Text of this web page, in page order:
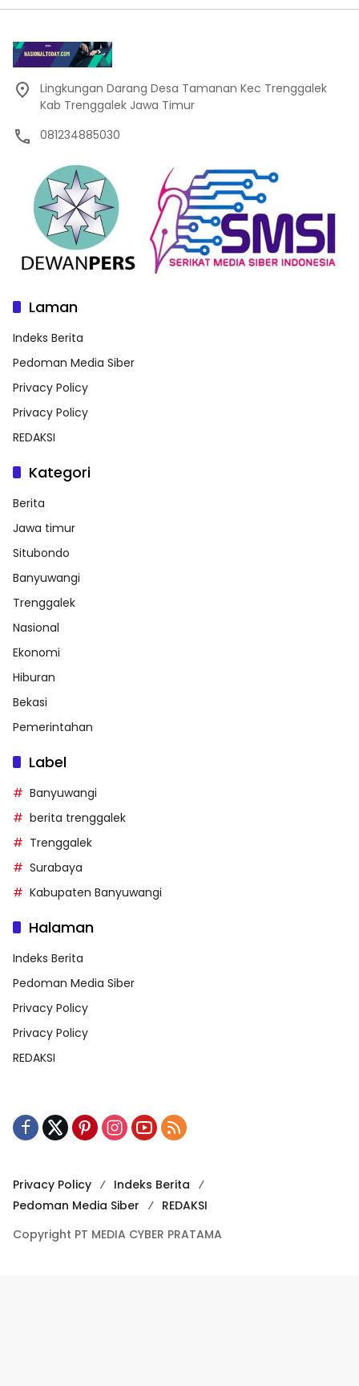
Lingkungan Darang Desa Tamanan Kec Trenggalek
Kab Trenggalek Jawa Timur
081234885030
Laman
Indeks Berita
Pedoman Media Siber
Privacy Policy
Privacy Policy
REDAKSI
Kategori
Berita
Jawa timur
Situbondo
Banyuwangi
Trenggalek
Nasional
Ekonomi
Hiburan
Bekasi
Pemerintahan
Label
Banyuwangi
berita trenggalek
Trenggalek
Surabaya
Kabupaten Banyuwangi
Halaman
Indeks Berita
Pedoman Media Siber
Privacy Policy
Privacy Policy
REDAKSI
Privacy Policy
Indeks Berita
Pedoman Media Siber
REDAKSI
Copyright PT MEDIA CYBER PRATAMA